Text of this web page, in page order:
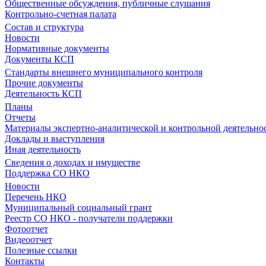
Общественные обсуждения, публичные слушания
Контрольно-счетная палата
Состав и структура
Новости
Нормативные документы
Документы КСП
Стандарты внешнего муниципального контроля
Прочие документы
Деятельность КСП
Планы
Отчеты
Материалы экспертно-аналитической и контрольной
Доклады и выступления
Иная деятельность
Сведения о доходах и имуществе
Поддержка СО НКО
Новости
Перечень НКО
Муниципальный социальный грант
Реестр СО НКО - получатели поддержки
Фотоотчет
Видеоотчет
Полезные ссылки
Контакты